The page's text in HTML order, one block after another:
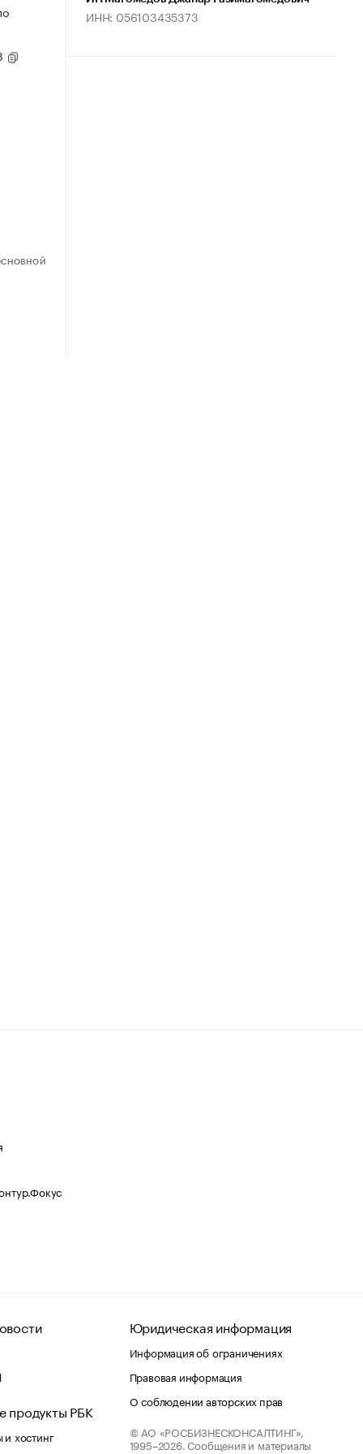
ИНН: 056103435373
продукты РБК
хостинг
Юридическая информация
Информация об ограничениях
Правовая информация
О соблюдении авторских прав
© АО «РОСБИЗНЕСКОНСАЛТИНГ»,
1995–2026. Сообщения и материалы